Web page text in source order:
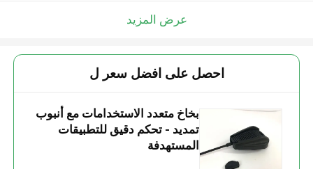
عرض المزيد
احصل على افضل سعر ل
بخاخ متعدد الاستخدامات مع أنبوب
تمديد - تحكم دقيق للتطبيقات
المستهدفة